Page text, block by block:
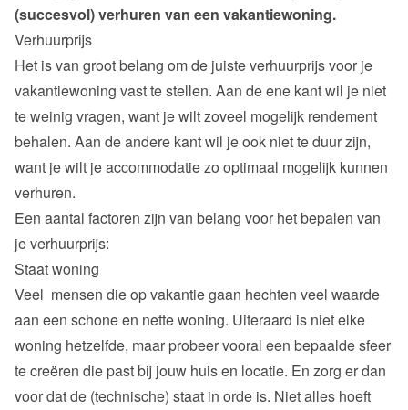
(succesvol) verhuren van een vakantiewoning.
Verhuurprijs
Het is van groot belang om de juiste verhuurprijs voor je
vakantiewoning vast te stellen. Aan de ene kant wil je niet
te weinig vragen, want je wilt zoveel mogelijk rendement
behalen. Aan de andere kant wil je ook niet te duur zijn,
want je wilt je accommodatie zo optimaal mogelijk kunnen
verhuren.
Een aantal factoren zijn van belang voor het bepalen van
je verhuurprijs:
Staat woning
Veel  mensen die op vakantie gaan hechten veel waarde
aan een schone en nette woning. Uiteraard is niet elke
woning hetzelfde, maar probeer vooral een bepaalde sfeer
te creëren die past bij jouw huis en locatie. En zorg er dan
voor dat de (technische) staat in orde is. Niet alles hoeft